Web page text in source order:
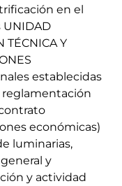
en el
UNIDAD
TÉCNICA Y
establecidas
reglamentación
económicas)
luminarias,
y
y actividad